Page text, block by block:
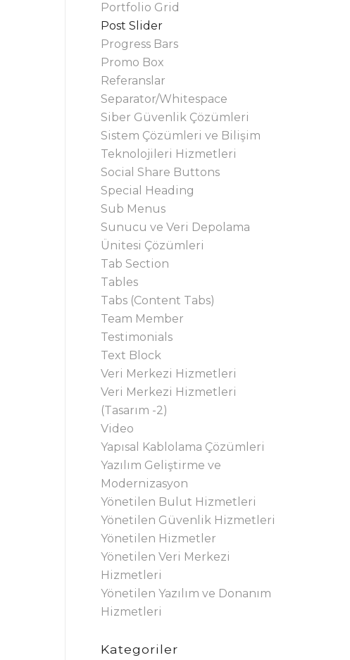
Portfolio Grid
Post Slider
Progress Bars
Promo Box
Referanslar
Separator/Whitespace
Siber Güvenlik Çözümleri
Sistem Çözümleri ve Bilişim
Teknolojileri Hizmetleri
Social Share Buttons
Special Heading
Sub Menus
Sunucu ve Veri Depolama
Ünitesi Çözümleri
Tab Section
Tables
Tabs (Content Tabs)
Team Member
Testimonials
Text Block
Veri Merkezi Hizmetleri
Veri Merkezi Hizmetleri
(Tasarım -2)
Video
Yapısal Kablolama Çözümleri
Yazılım Geliştirme ve
Modernizasyon
Yönetilen Bulut Hizmetleri
Yönetilen Güvenlik Hizmetleri
Yönetilen Hizmetler
Yönetilen Veri Merkezi
Hizmetleri
Yönetilen Yazılım ve Donanım
Hizmetleri
Kategoriler